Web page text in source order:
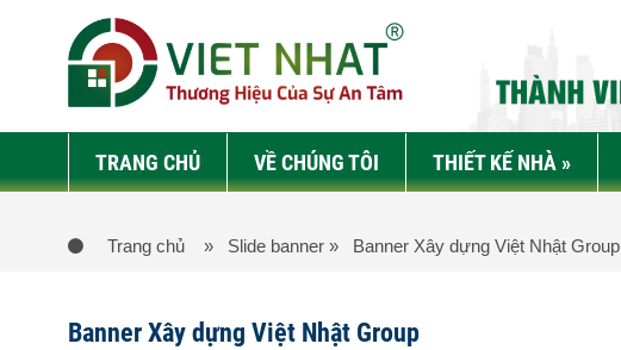
TRANG CHỦ VỀ CHÚNG TÔI THIẾT KẾ NHÀ »
Trang chủ » Slide banner » Banner Xây dựng Việt Nhật Group
Banner Xây dựng Việt Nhật Group